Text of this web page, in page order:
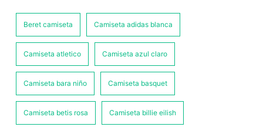
Beret camiseta Camiseta adidas blanca
Camiseta atletico Camiseta azul claro
Camiseta bara niño Camiseta basquet
Camiseta betis rosa Camiseta billie eilish